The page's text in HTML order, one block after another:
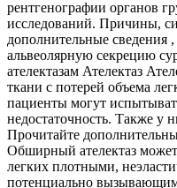
рентгенографии органов
исследований. Причины,
дополнительные сведения
альвеолярную секрецию
ателектазам Ателектаз
ткани с потерей объема
пациенты могут
недостаточность. Также у
Прочитайте
Обширный ателектаз
легких плотными,
потенциально